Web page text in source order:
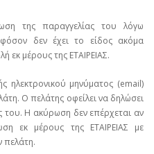
της παραγγελίας του λόγω
δεν έχει το είδος ακόμα
εκ μέρους της ΕΤΑΙΡΕΙΑΣ.
ηλεκτρονικού μηνύματος (email)
Ο πελάτης οφείλει να δηλώσει
του. Η ακύρωση δεν επέρχεται αν
εκ μέρους της ΕΤΑΙΡΕΙΑΣ με
πελάτη.